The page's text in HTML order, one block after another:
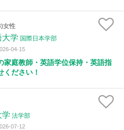
女性
大学 国際日本学部
04-15
家庭教師・英語学位保持・英語指
ください！
学 法学部
07-12